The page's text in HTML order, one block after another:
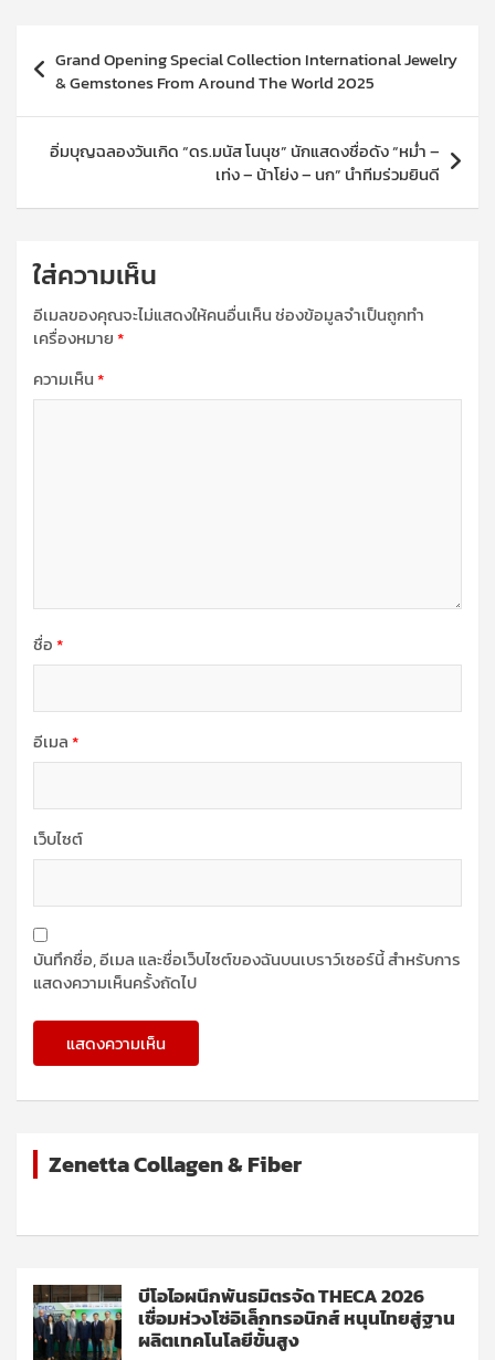
เรื่องGrand Opening Special Collection International Jewelry
& Gemstones From Around The World 2025
อิ่มบุญฉลองวันเกิด “ดร.มนัส โนนุช” นักแสดงชื่อดัง “หม่ำ –
เท่ง – น้าโย่ง – นก” นำทีมร่วมยินดี
ใส่ความเห็น
อีเมลของคุณจะไม่แสดงให้คนอื่นเห็นช่องข้อมูลจำเป็นถูกทำ
เครื่องหมาย*
ความเห็น*
ชื่อ*
อีเมล*
เว็บไซต์
บันทึกชื่อ, อีเมล และชื่อเว็บไซต์ของฉันบนเบราว์เซอร์นี้ สำหรับการ
แสดงความเห็นครั้งถัดไป
Zenetta Collagen & Fiber
บีโอไอผนึกพันธมิตรจัด THECA 2026
เชื่อมห่วงโซ่อิเล็กทรอนิกส์ หนุนไทยสู่ฐาน
ผลิตเทคโนโลยีขั้นสูง